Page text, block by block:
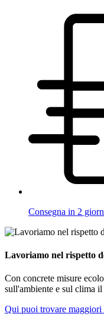
Consegna in 2
Lavoriamo nel rispetto
Con concrete misure
sull'ambiente e sul clima
Qui puoi trovare